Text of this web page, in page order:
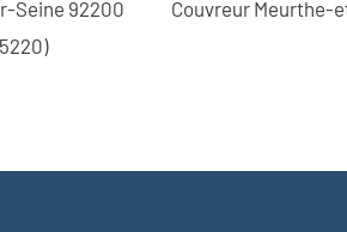
Seine 92200
Couvreur Meurthe-